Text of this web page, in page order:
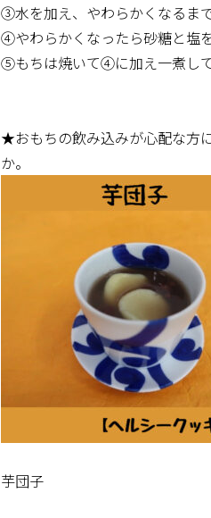
③水を加え、やわらかくなるま
④やわらかくなったら砂糖と塩
⑤もちは焼いて④に加え一煮して
★おもちの飲み込みが心配な方
か。
芋団子